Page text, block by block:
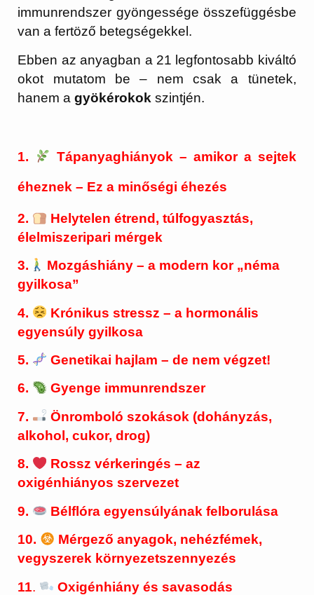
immunrendszer gyöngessége összefüggésbe
van a fertöző betegségekkel.
Ebben az anyagban a 21 legfontosabb kiváltó
okot mutatom be – nem csak a tünetek,
hanem agyökérokok szintjén.
1. Tápanyaghiányok – amikor a sejtek
éheznek – Ez a minőségi éhezés
2.
Helytelen étrend, túlfogyasztás,
élelmiszeripari mérgek
3.
Mozgáshiány – a modern kor „néma
gyilkosa”
4.
Krónikus stressz – a hormonális
egyensúly gyilkosa
5.
Genetikai hajlam – de nem végzet!
6.
Gyenge immunrendszer
7.
Önromboló szokások (dohányzás,
alkohol, cukor, drog)
8.
Rossz vérkeringés – az
oxigénhiányos szervezet
9.
Bélflóra egyensúlyának felborulása
10.
Mérgező anyagok, nehézfémek,
vegyszerek környezetszennyezés
11.
Oxigénhiány és savasodás